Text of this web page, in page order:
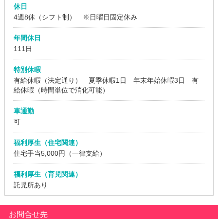
休日
4週8休（シフト制） ※日曜日固定休み
年間休日
111日
特別休暇
有給休暇（法定通り） 夏季休暇1日 年末年始休暇3日 有
給休暇（時間単位で消化可能）
車通勤
可
福利厚生（住宅関連）
住宅手当5,000円（一律支給）
福利厚生（育児関連）
託児所あり
お問合せ先